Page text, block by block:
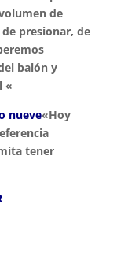
de
presionar, de
balón y
«
nueve«Hoy
tener